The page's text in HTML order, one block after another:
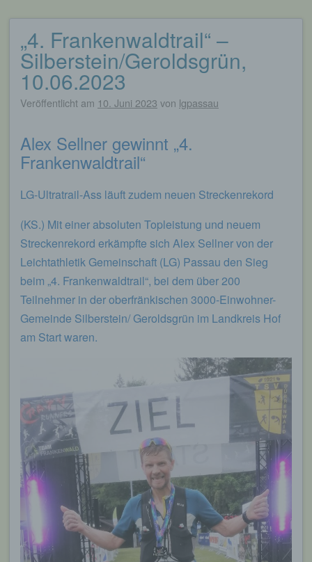
Beitragsnavigation
„4. Frankenwaldtrail“ –
Silberstein/Geroldsgrün,
10.06.2023
Veröffentlicht am 10. Juni 2023 von lgpassau
Alex Sellner gewinnt „4.
Frankenwaldtrail“
LG-Ultratrail-Ass läuft zudem neuen Streckenrekord
(KS.) Mit einer absoluten Topleistung und neuem
Streckenrekord erkämpfte sich Alex Sellner von der
Leichtathletik Gemeinschaft (LG) Passau den Sieg
beim „4. Frankenwaldtrail“, bei dem über 200
Teilnehmer in der oberfränkischen 3000-Einwohner-
Gemeinde Silberstein/ Geroldsgrün im Landkreis Hof
am Start waren.